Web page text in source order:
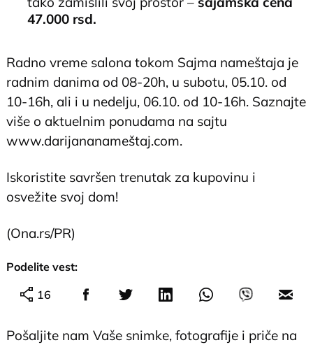
47.000 rsd.
Radno vreme salona tokom Sajma nameštaja je
radnim danima od 08-20h, u subotu, 05.10. od
10-16h, ali i u nedelju, 06.10. od 10-16h. Saznajte
više o aktuelnim ponudama na sajtu
www.darijananameštaj.com.
Iskoristite savršen trenutak za kupovinu i
osvežite svoj dom!
(Ona.rs/PR)
Podelite vest:
16
Pošaljite nam Vaše snimke, fotografije i priče na